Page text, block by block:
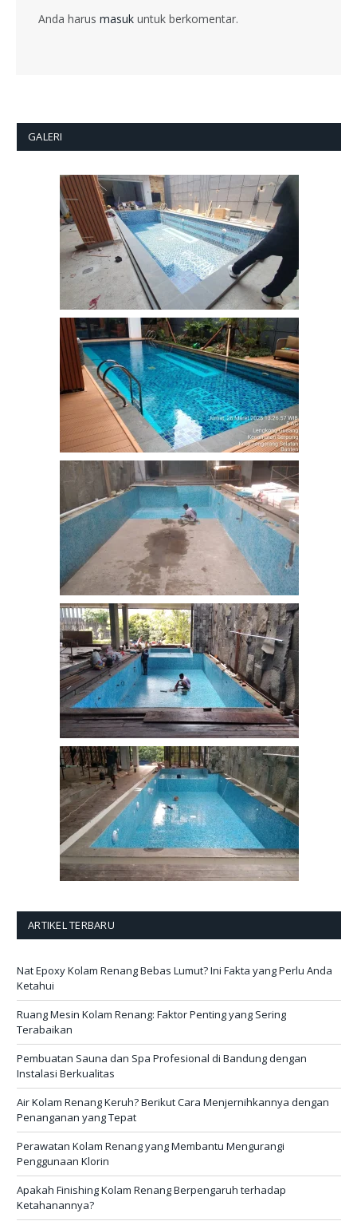
Anda harus masuk untuk berkomentar.
GALERI
ARTIKEL TERBARU
Nat Epoxy Kolam Renang Bebas Lumut? Ini Fakta yang Perlu Anda
Ketahui
Ruang Mesin Kolam Renang: Faktor Penting yang Sering
Terabaikan
Pembuatan Sauna dan Spa Profesional di Bandung dengan
Instalasi Berkualitas
Air Kolam Renang Keruh? Berikut Cara Menjernihkannya dengan
Penanganan yang Tepat
Perawatan Kolam Renang yang Membantu Mengurangi
Penggunaan Klorin
Apakah Finishing Kolam Renang Berpengaruh terhadap
Ketahanannya?